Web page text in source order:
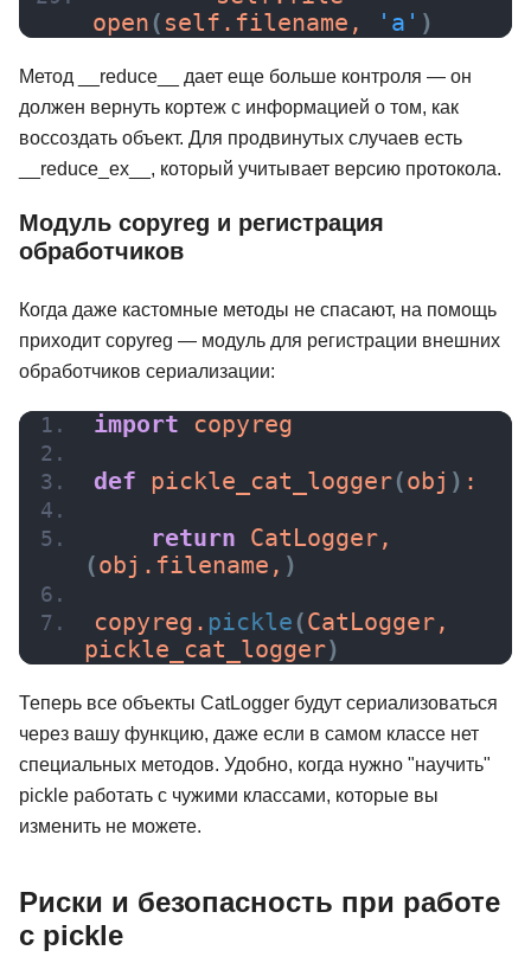
open ( self.filename, 'a' )
Метод __reduce__ дает еще больше контроля — он
должен вернуть кортеж с информацией о том, как
воссоздать объект. Для продвинутых случаев есть
__reduce_ex__, который учитывает версию протокола.
Модуль copyreg и регистрация
обработчиков
Когда даже кастомные методы не спасают, на помощь
приходит copyreg — модуль для регистрации внешних
обработчиков сериализации:
import copyreg
def pickle_cat_logger(obj ) :
return
(obj.filename, )
copyreg. pickle (CatLogger,
pickle_cat_logger)
Теперь все объекты CatLogger будут сериализоваться
через вашу функцию, даже если в самом классе нет
специальных методов. Удобно, когда нужно "научить"
pickle работать с чужими классами, которые вы
изменить не можете.
Риски и безопасность при работе
с pickle